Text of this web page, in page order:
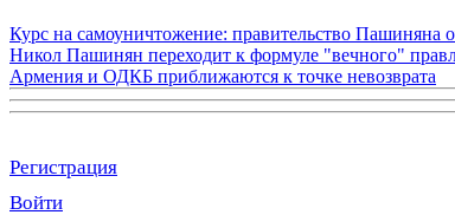
Курс на самоуничтожение: правительство Пашиняна
Никол Пашинян переходит к формуле "вечного"
Армения и ОДКБ приближаются к точке невозврата
Регистрация
Войти